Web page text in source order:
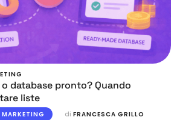
database pronto? Quando
liste
di FRANCESCA GRILLO